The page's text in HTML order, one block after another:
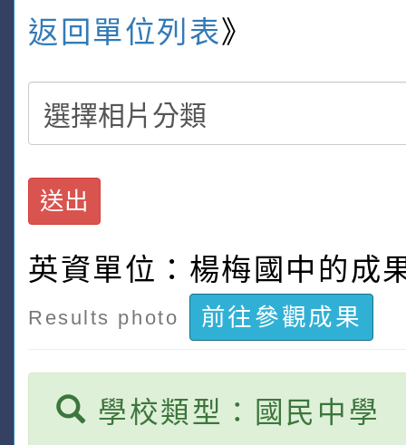
返回單位列表》
送出
英資單位：楊梅國中的成
Results photo 前往參觀成果
學校類型：國民中學